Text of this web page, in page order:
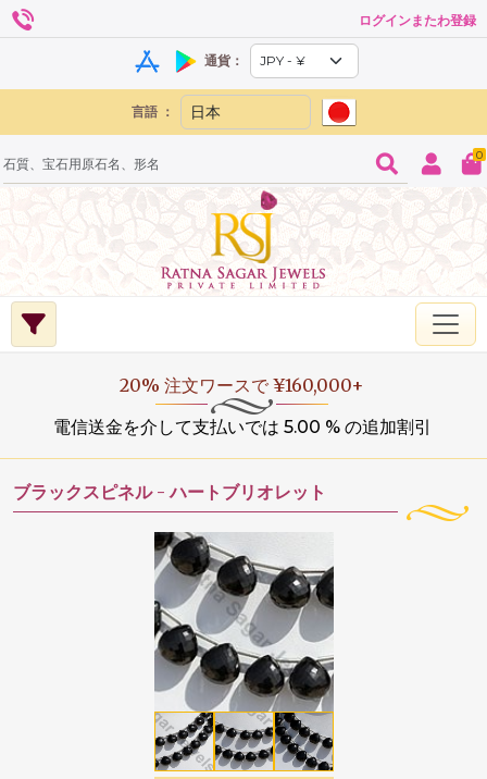
ログインまたわ登録
通貨：
言語 ：
0
20% 注文ワースで ¥160,000+
電信送金を介して支払いでは 5.00 % の追加割引
ブラックスピネル - ハートブリオレット